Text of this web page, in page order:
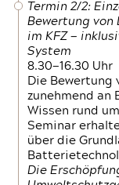
Termin 2/2:
Bewertung
im KFZ —
System
8.30—16.30 Uhr
Die Bewertung
zunehmend an
Wissen rund
Seminar
über die
Die